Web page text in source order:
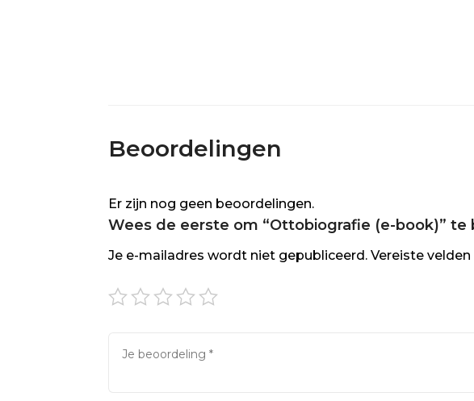
Beoordelingen
Er zijn nog geen beoordelingen.
Wees de eerste om “Ottobiografie (e-book)” te
Je e-mailadres wordt niet gepubliceerd. Vereiste